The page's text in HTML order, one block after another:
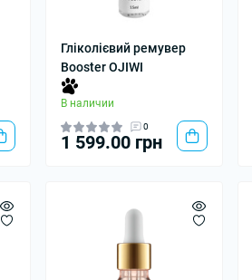
Гліколієвий ремувер
Booster OJIWI
В наличии
0
1 599.00 грн